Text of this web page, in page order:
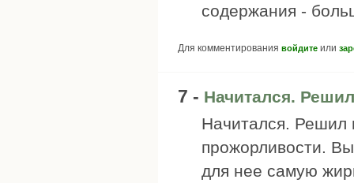
содержания -
Для комментирования войдите или
7 - Начитался.
Начитался. Решил
прожорливости.
для нее самую